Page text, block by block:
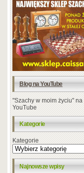
Blog na YouTube
"Szachy w moim życiu" na
YouTube
Kategorie
Kategorie
Najnowsze wpisy